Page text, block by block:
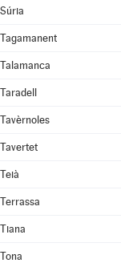
Súria
Tagamanent
Talamanca
Taradell
Tavèrnoles
Tavertet
Teià
Terrassa
Tiana
Tona